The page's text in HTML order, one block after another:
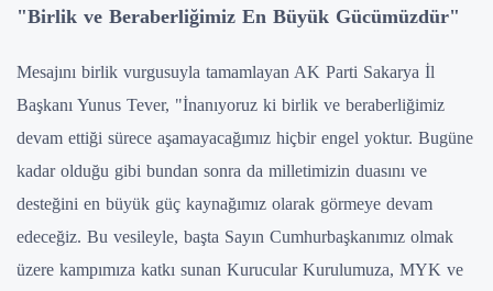
"Birlik ve Beraberliğimiz En Büyük Gücümüzdür"
Mesajını birlik vurgusuyla tamamlayan AK Parti Sakarya İl
Başkanı Yunus Tever, "İnanıyoruz ki birlik ve beraberliğimiz
devam ettiği sürece aşamayacağımız hiçbir engel yoktur. Bugüne
kadar olduğu gibi bundan sonra da milletimizin duasını ve
desteğini en büyük güç kaynağımız olarak görmeye devam
edeceğiz. Bu vesileyle, başta Sayın Cumhurbaşkanımız olmak
üzere kampımıza katkı sunan Kurucular Kurulumuza, MYK ve